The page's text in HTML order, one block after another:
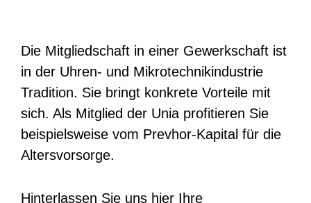
Die Mitgliedschaft in einer Gewerkschaft ist
in der Uhren- und Mikrotechnikindustrie
Tradition. Sie bringt konkrete Vorteile mit
sich. Als Mitglied der Unia profitieren Sie
beispielsweise vom Prevhor-Kapital für die
Altersvorsorge.
Hinterlassen Sie uns hier Ihre